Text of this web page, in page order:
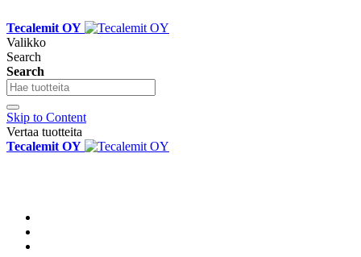
Tecalemit OY
Valikko
Search
Search
Skip to Content
Vertaa tuotteita
Tecalemit OY